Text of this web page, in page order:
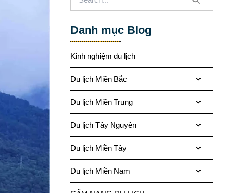
Danh mục Blog
Kinh nghiệm du lịch
Du lịch Miền Bắc
Du lịch Miền Trung
Du lịch Tây Nguyên
Du lịch Miền Tây
Du lịch Miền Nam